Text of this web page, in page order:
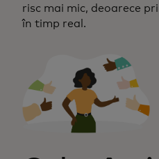
risc mai mic, deoarece
în timp real.